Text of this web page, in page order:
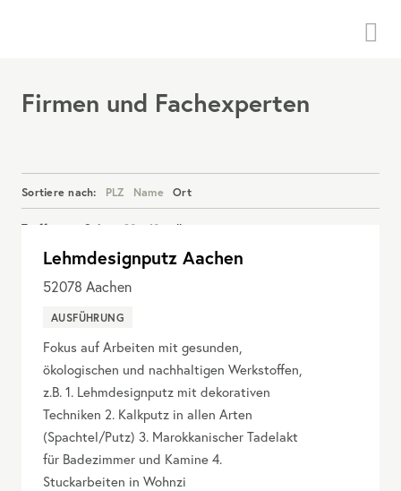
Firmen und Fachexperten
Sortiere nach: PLZ Name Ort
Treffer pro Seite: 20 40 alle
Details anzeigen
Lehmdesignputz Aachen
52078 Aachen
AUSFÜHRUNG
Fokus auf Arbeiten mit gesunden,
ökologischen und nachhaltigen Werkstoffen,
z.B. 1. Lehmdesignputz mit dekorativen
Techniken 2. Kalkputz in allen Arten
(Spachtel/Putz) 3. Marokkanischer Tadelakt
für Badezimmer und Kamine 4.
Stuckarbeiten in Wohnzi